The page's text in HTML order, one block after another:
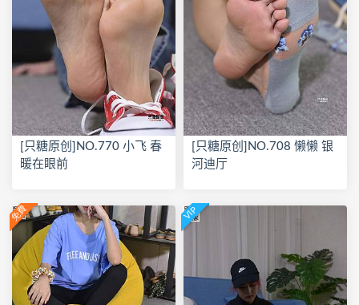
[只糖原创]NO.770 小飞 春
暖在眼前
[只糖原创]NO.708 懒懒 银
河迪厅
免費 VIP